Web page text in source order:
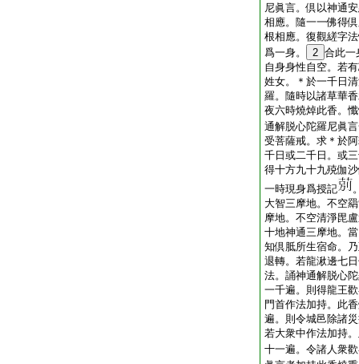
尼眞言。倶以神通
相應。隨一一佛得
根相應。復觀縒字
爲一身。
2 合此一
自身身性自空。若
姓女。＊於一千日
羅。隨時以諸草華
夜六時燒焯此香。
通解脱心陀羅尼眞
受菩薩戒。求＊於
千日或二千日。或
得十方九十九殑伽
一時現身爲授記
大智三摩地。不空
摩地。不空清淨毘
十地神通三摩地。
知倶胝所生宿命。
退轉。若龍湫邊七
法。誦神通解脱心
一千遍。則得龍王
門首作法加持。此
遍。則令城邑除諸
若大衆中作法加持
十一遍。令諸人衆